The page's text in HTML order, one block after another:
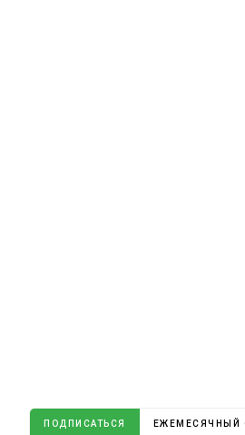
ПОДПИСАТЬСЯ ЕЖЕМЕСЯЧНЫЙ